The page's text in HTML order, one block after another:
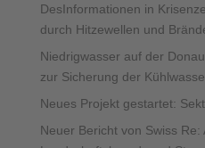
DesInformationen in
durch Hitzewellen und
Niedrigwasser auf der
zur Sicherung der
Neues Projekt gestartet:
Neuer Bericht von Swiss